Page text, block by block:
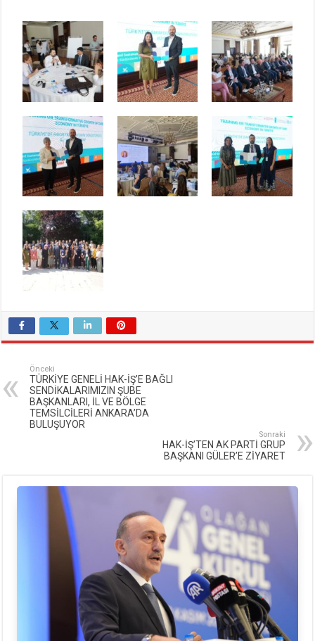
Önceki
TÜRKİYE GENELİ HAK-İŞ’E BAĞLI
SENDİKALARIMIZIN ŞUBE
BAŞKANLARI, İL VE BÖLGE
TEMSİLCİLERİ ANKARA’DA
BULUŞUYOR
Sonraki
HAK-İŞ’TEN AK PARTİ GRUP
BAŞKANI GÜLER’E ZİYARET